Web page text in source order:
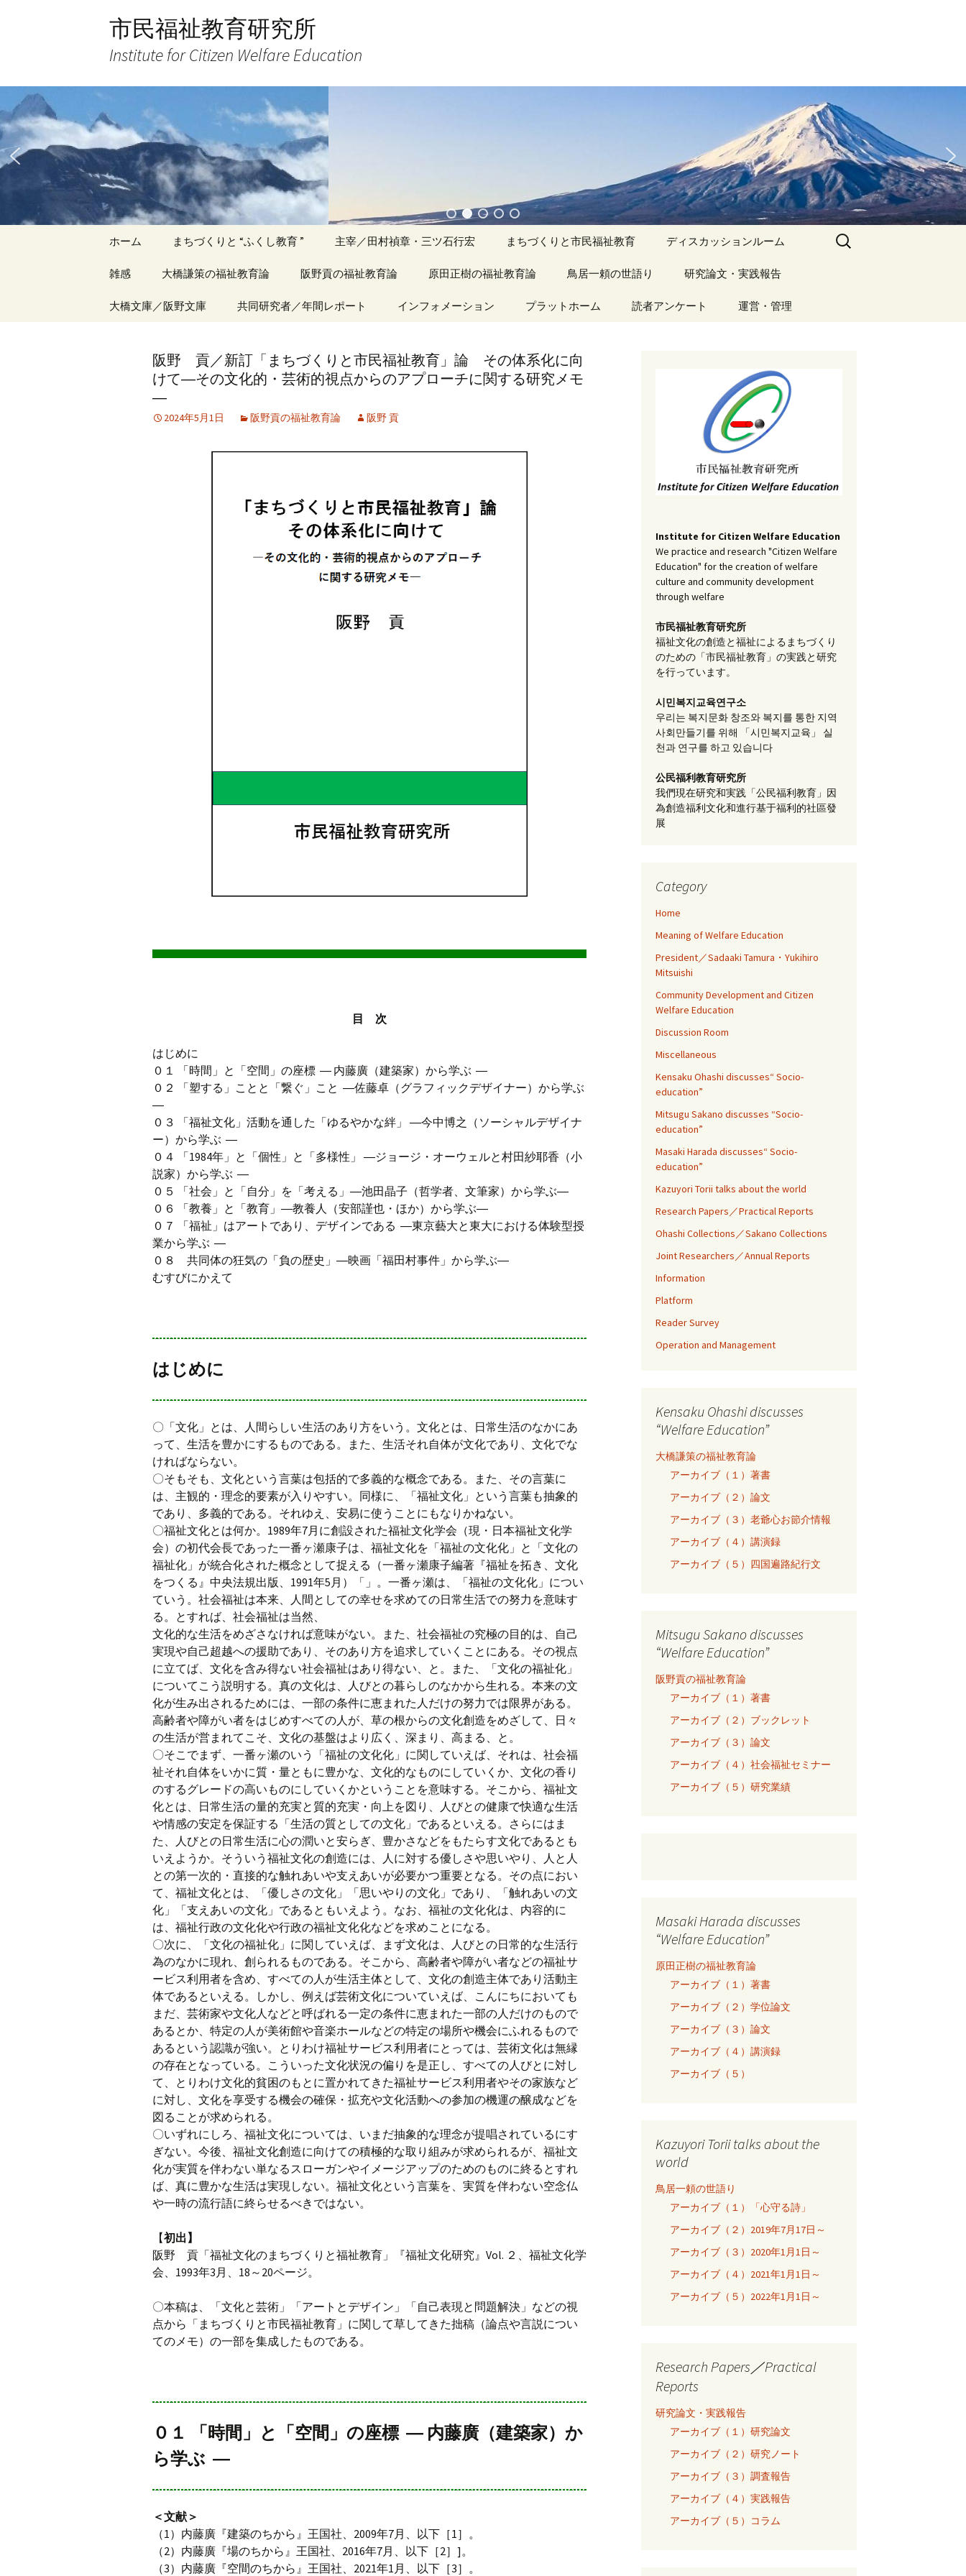
ス
キ
ッ
プ
市民福祉教育研究所
Institute for Citizen Welfare Education
ホーム まちづくりと “ふくし教育 ” 主宰／田村禎章・三ツ石行宏 まちづくりと市民福祉教育
アーカイブ（１）
アーカイブ（３）
記事（101）～
記事（201）～
ディスカッションルーム
アーカイブ（１）
アーカイブ（４）
記事（151）～
アーカイブ（５）
記事（201）～
雑感
アーカイブ（１）
記事（51）～
記事（101）～
大橋謙策の福祉教育論
アーカイブ（１）
論文
老爺心お節介情報
阪野貢の福祉教育論
アーカイブ（１）
ブックレット
原田正樹の福祉教育論
アーカイブ（１）
アーカイブ（２）
学位論文
鳥居一頼の世語り
アーカイブ（１）
2019/07/17～12/31
研究論文・実践報告
アーカイブ（１）
アーカイブ（３）
調査報告
アーカイブ（４）
実践報告
アーカイブ（５）
コラム
大橋文庫／阪野文庫 共同研究者／年間レポート インフォメーション プラットホーム 読者アンケート 運営・管理
検
索:
阪野 貢／新訂「まちづくりと市民福祉教育」論 その体系化に向
けて―その文化的・芸術的視点からのアプローチに関する研究メモ
―
2024年5月1日 阪野貢の福祉教育論 阪野 貢
目 次
はじめに
０１ 「時間」と「空間」の座標 ― 内藤廣（建築家）から学ぶ ―
０２ 「塑する」ことと「繋ぐ」こと ―佐藤卓（グラフィックデザイナー）から学ぶ
―
０３ 「福祉文化」活動を通した「ゆるやかな絆」 ―今中博之（ソーシャルデザイナ
ー）から学ぶ ―
０４ 「1984年」と「個性」と「多様性」 ―ジョージ・オーウェルと村田紗耶香（小
説家）から学ぶ ―
０５ 「社会」と「自分」を「考える」―池田晶子（哲学者、文筆家）から学ぶ―
０６ 「教養」と「教育」―教養人（安部謹也・ほか）から学ぶ―
０７ 「福祉」はアートであり、デザインである ―東京藝大と東大における体験型授
業から学ぶ ―
０８ 共同体の狂気の「負の歴史」―映画「福田村事件」から学ぶ―
むすびにかえて
はじめに
〇「文化」とは、人間らしい生活のあり方をいう。文化とは、日常生活のなかにあ
って、生活を豊かにするものである。また、生活それ自体が文化であり、文化でな
ければならない。
〇そもそも、文化という言葉は包括的で多義的な概念である。また、その言葉に
は、主観的・理念的要素が入りやすい。同様に、「福祉文化」という言葉も抽象的
であり、多義的である。それゆえ、安易に使うことにもなりかねない。
〇福祉文化とは何か。1989年7月に創設された福祉文化学会（現・日本福祉文化学
会）の初代会長であった一番ヶ瀬康子は、福祉文化を「福祉の文化化」と「文化の
福祉化」が統合化された概念として捉える（一番ヶ瀬康子編著『福祉を拓き、文化
をつくる』中央法規出版、1991年5月）「」。一番ヶ瀬は、「福祉の文化化」につい
ていう。社会福祉は本来、人間としての幸せを求めての日常生活での努力を意味す
る。とすれば、社会福祉は当然、
文化的な生活をめざさなければ意味がない。また、社会福祉の究極の目的は、自己
実現や自己超越への援助であり、そのあり方を追求していくことにある。その視点
に立てば、文化を含み得ない社会福祉はあり得ない、と。また、「文化の福祉化」
についてこう説明する。真の文化は、人びとの暮らしのなかから生れる。本来の文
化が生み出されるためには、一部の条件に恵まれた人だけの努力では限界がある。
高齢者や障がい者をはじめすべての人が、草の根からの文化創造をめざして、日々
の生活が営まれてこそ、文化の基盤はより広く、深まり、高まる、と。
〇そこでまず、一番ヶ瀬のいう「福祉の文化化」に関していえば、それは、社会福
祉それ自体をいかに質・量ともに豊かな、文化的なものにしていくか、文化の香り
のするグレードの高いものにしていくかということを意味する。そこから、福祉文
化とは、日常生活の量的充実と質的充実・向上を図り、人びとの健康で快適な生活
や情感の安定を保証する「生活の質としての文化」であるといえる。さらにはま
た、人びとの日常生活に心の潤いと安らぎ、豊かさなどをもたらす文化であるとも
いえようか。そういう福祉文化の創造には、人に対する優しさや思いやり、人と人
との第一次的・直接的な触れあいや支えあいが必要かつ重要となる。その点におい
て、福祉文化とは、「優しさの文化」「思いやりの文化」であり、「触れあいの文
化」「支えあいの文化」であるともいえよう。なお、福祉の文化化は、内容的に
は、福祉行政の文化化や行政の福祉文化化などを求めことになる。
〇次に、「文化の福祉化」に関していえば、まず文化は、人びとの日常的な生活行
為のなかに現れ、創られるものである。そこから、高齢者や障がい者などの福祉サ
ービス利用者を含め、すべての人が生活主体として、文化の創造主体であり活動主
体であるといえる。しかし、例えば芸術文化についていえば、こんにちにおいても
まだ、芸術家や文化人などと呼ばれる一定の条件に恵まれた一部の人だけのもので
あるとか、特定の人が美術館や音楽ホールなどの特定の場所や機会にふれるもので
あるという認識が強い。とりわけ福祉サービス利用者にとっては、芸術文化は無縁
の存在となっている。こういった文化状況の偏りを是正し、すべての人びとに対し
て、とりわけ文化的貧困のもとに置かれてきた福祉サービス利用者やその家族など
に対し、文化を享受する機会の確保・拡充や文化活動への参加の機運の醸成などを
図ることが求められる。
〇いずれにしろ、福祉文化については、いまだ抽象的な理念が提唱されているにす
ぎない。今後、福祉文化創造に向けての積極的な取り組みが求められるが、福祉文
化が実質を伴わない単なるスローガンやイメージアップのためのものに終るとすれ
ば、真に豊かな生活は実現しない。福祉文化という言葉を、実質を伴わない空念仏
や一時の流行語に終らせるべきではない。
【初出】
阪野 貢「福祉文化のまちづくりと福祉教育」『福祉文化研究』Vol. ２、福祉文化学
会、1993年3月、18～20ページ。
〇本稿は、「文化と芸術」「アートとデザイン」「自己表現と問題解決」などの視
点から「まちづくりと市民福祉教育」に関して草してきた拙稿（論点や言説につい
てのメモ）の一部を集成したものである。
０１ 「時間」と「空間」の座標 ― 内藤廣（建築家）か
ら学ぶ ―
＜文献＞
（1）内藤廣『建築のちから』王国社、2009年7月、以下［1］。
（2）内藤廣『場のちから』王国社、2016年7月、以下［2］]。
（3）内藤廣『空間のちから』王国社、2021年1月、以下［3］。
Institute for Citizen Welfare Education
We practice and research "Citizen Welfare
Education" for the creation of welfare
culture and community development
through welfare
市民福祉教育研究所
福祉文化の創造と福祉によるまちづくり
のための「市民福祉教育」の実践と研究
を行っています。
시민복지교육연구소
우리는 복지문화 창조와 복지를 통한 지역
사회만들기를 위해 「시민복지교육」 실
천과 연구를 하고 있습니다
公民福利教育研究所
我們現在研究和実践「公民福利教育」因
為創造福利文化和進行基于福利的社區發
展
Category
Home
Meaning of Welfare Education
President／Sadaaki Tamura・Yukihiro
Mitsuishi
Community Development and Citizen
Welfare Education
Discussion Room
Miscellaneous
Kensaku Ohashi discusses“ Socio-
education”
Mitsugu Sakano discusses “Socio-
education”
Masaki Harada discusses“ Socio-
education”
Kazuyori Torii talks about the world
Research Papers／Practical Reports
Ohashi Collections／Sakano Collections
Joint Researchers／Annual Reports
Information
Platform
Reader Survey
Operation and Management
Kensaku Ohashi discusses
“Welfare Education”
大橋謙策の福祉教育論
アーカイブ（１）著書
アーカイブ（２）論文
アーカイブ（３）老爺心お節介情報
アーカイブ（４）講演録
アーカイブ（５）四国遍路紀行文
Mitsugu Sakano discusses
“Welfare Education”
阪野貢の福祉教育論
アーカイブ（１）著書
アーカイブ（２）ブックレット
アーカイブ（３）論文
アーカイブ（４）社会福祉セミナー
アーカイブ（５）研究業績
Masaki Harada discusses
“Welfare Education”
原田正樹の福祉教育論
アーカイブ（１）著書
アーカイブ（２）学位論文
アーカイブ（３）論文
アーカイブ（４）講演録
アーカイブ（５）
Kazuyori Torii talks about the
world
鳥居一頼の世語り
アーカイブ（１）「心守る詩」
アーカイブ（２）2019年7月17日～
アーカイブ（３）2020年1月1日～
アーカイブ（４）2021年1月1日～
アーカイブ（５）2022年1月1日～
Research Papers／Practical
Reports
研究論文・実践報告
アーカイブ（１）研究論文
アーカイブ（２）研究ノート
アーカイブ（３）調査報告
アーカイブ（４）実践報告
アーカイブ（５）コラム